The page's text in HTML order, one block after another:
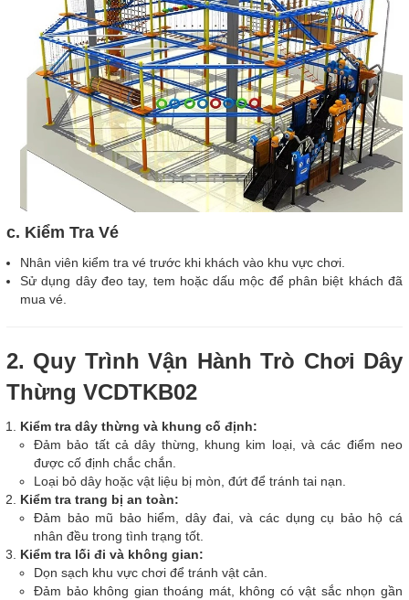
c. Kiểm Tra Vé
Nhân viên kiểm tra vé trước khi khách vào khu vực chơi.
Sử dụng dây đeo tay, tem hoặc dấu mộc để phân biệt khách đã
mua vé.
2. Quy Trình Vận Hành Trò Chơi Dây
Thừng VCDTKB02
Kiểm tra dây thừng và khung cố định:
Đảm bảo tất cả dây thừng, khung kim loại, và các điểm neo
được cố định chắc chắn.
Loại bỏ dây hoặc vật liệu bị mòn, đứt để tránh tai nạn.
Kiểm tra trang bị an toàn:
Đảm bảo mũ bảo hiểm, dây đai, và các dụng cụ bảo hộ cá
nhân đều trong tình trạng tốt.
Kiểm tra lối đi và không gian:
Dọn sạch khu vực chơi để tránh vật cản.
Đảm bảo không gian thoáng mát, không có vật sắc nhọn gần